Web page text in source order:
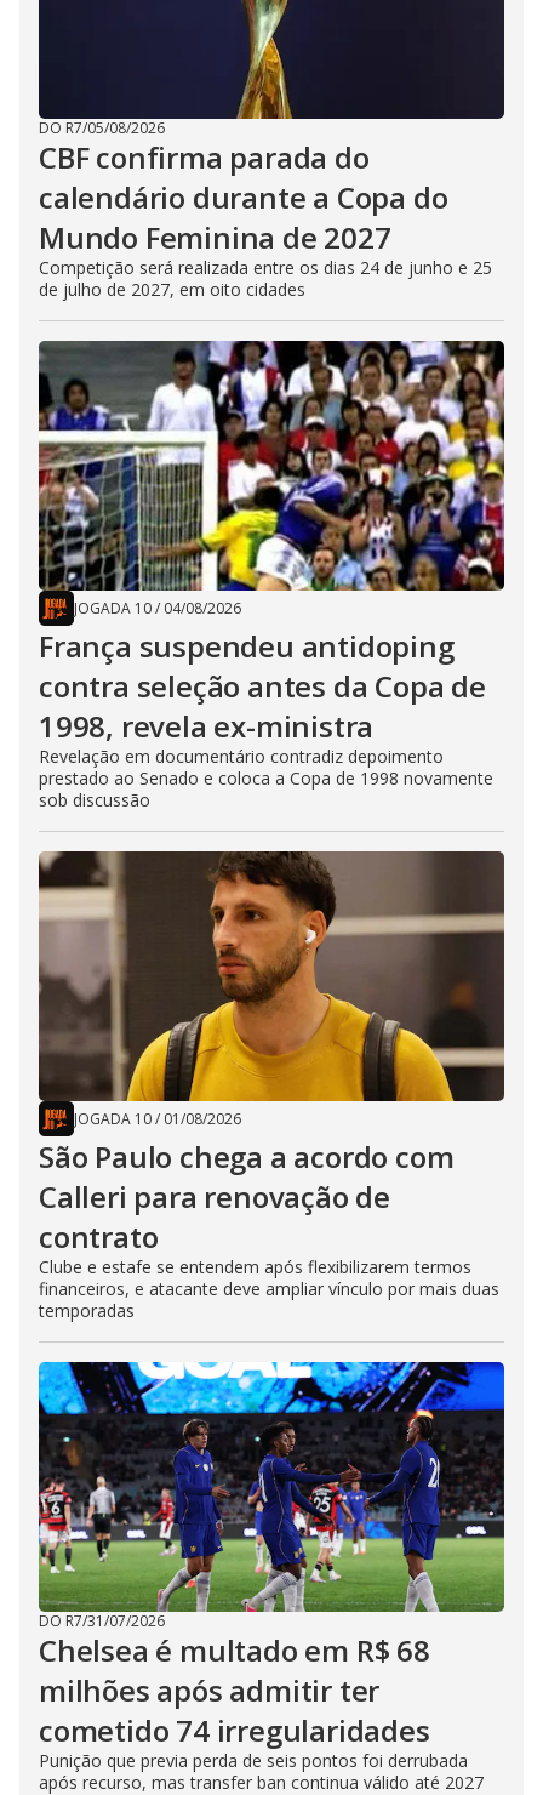
DO R7/05/08/2026
CBF confirma parada do
calendário durante a Copa do
Mundo Feminina de 2027
Competição será realizada entre os dias 24 de junho e 25
de julho de 2027, em oito cidades
JOGADA 10/ 04/08/2026
França suspendeu antidoping
contra seleção antes da Copa de
1998, revela ex-ministra
Revelação em documentário contradiz depoimento
prestado ao Senado e coloca a Copa de 1998 novamente
sob discussão
JOGADA 10/ 01/08/2026
São Paulo chega a acordo com
Calleri para renovação de
contrato
Clube e estafe se entendem após flexibilizarem termos
financeiros, e atacante deve ampliar vínculo por mais duas
temporadas
DO R7/31/07/2026
Chelsea é multado em R$ 68
milhões após admitir ter
cometido 74 irregularidades
Punição que previa perda de seis pontos foi derrubada
após recurso, mas transfer ban continua válido até 2027